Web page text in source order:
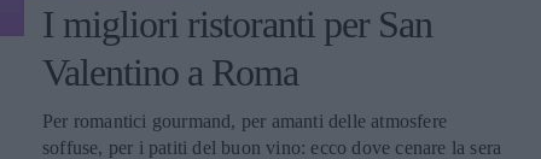
I migliori ristoranti per San
Valentino a Roma
Per romantici gourmand, per amanti delle atmosfere
soffuse, per i patiti del buon vino: ecco dove cenare la sera